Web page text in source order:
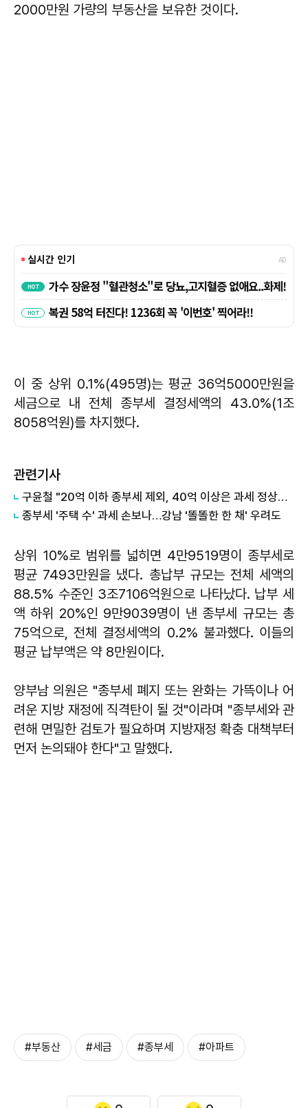
2000만원 가량의 부동산을 보유한 것이다.
이 중 상위 0.1%(495명)는 평균 36억5000만원을
세금으로 내 전체 종부세 결정세액의 43.0%(1조
8058억원)를 차지했다.
관련기사
구윤철 "20억 이하 종부세 제외, 40억 이상은 과세 정상화"…부동산 세제 대전환" 外
종부세 '주택 수' 과세 손보나…강남 '똘똘한 한 채' 우려도
상위 10%로 범위를 넓히면 4만9519명이 종부세로
평균 7493만원을 냈다. 총납부 규모는 전체 세액의
88.5% 수준인 3조7106억원으로 나타났다. 납부 세
액 하위 20%인 9만9039명이 낸 종부세 규모는 총
75억으로, 전체 결정세액의 0.2% 불과했다. 이들의
평균 납부액은 약 8만원이다.
양부남 의원은 "종부세 폐지 또는 완화는 가뜩이나 어
려운 지방 재정에 직격탄이 될 것"이라며 "종부세와 관
련해 면밀한 검토가 필요하며 지방재정 확충 대책부터
먼저 논의돼야 한다"고 말했다.
#부동산 #세금 #종부세 #아파트